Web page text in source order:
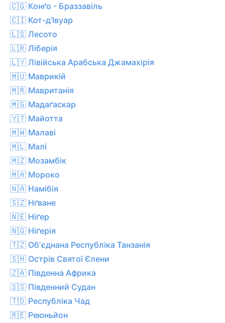
🇨🇬 Конґо - Браззавіль
🇨🇮 Кот-д'Івуар
🇱🇸 Лесото
🇱🇷 Ліберія
🇱🇾 Лівійська Арабська Джамахірія
🇲🇺 Маврикій
🇲🇷 Мавританія
🇲🇬 Мадаґаскар
🇾🇹 Майотта
🇲🇼 Малаві
🇲🇱 Малі
🇲🇿 Мозамбік
🇲🇦 Мороко
🇳🇦 Намібія
🇸🇿 Нґване
🇳🇪 Ніґер
🇳🇬 Ніґерія
🇹🇿 Обʼєднана Республіка Танзанія
🇸🇭 Острів Святої Єлени
🇿🇦 Південна Африка
🇸🇸 Південний Судан
🇹🇩 Республіка Чад
🇷🇪 Реюньйон